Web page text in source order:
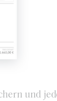
und